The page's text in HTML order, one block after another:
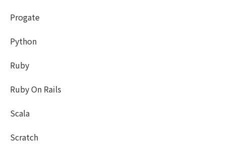
Progate
Python
Ruby
Ruby On Rails
Scala
Scratch